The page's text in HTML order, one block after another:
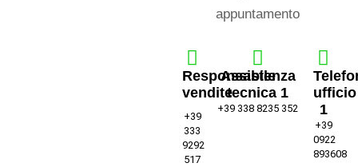
appuntamento
Responsabile
vendite
+39
333
9292
517
Assistenza
tecnica 1
+39 338 8235 352
ufficio
1
+39
0922
893608